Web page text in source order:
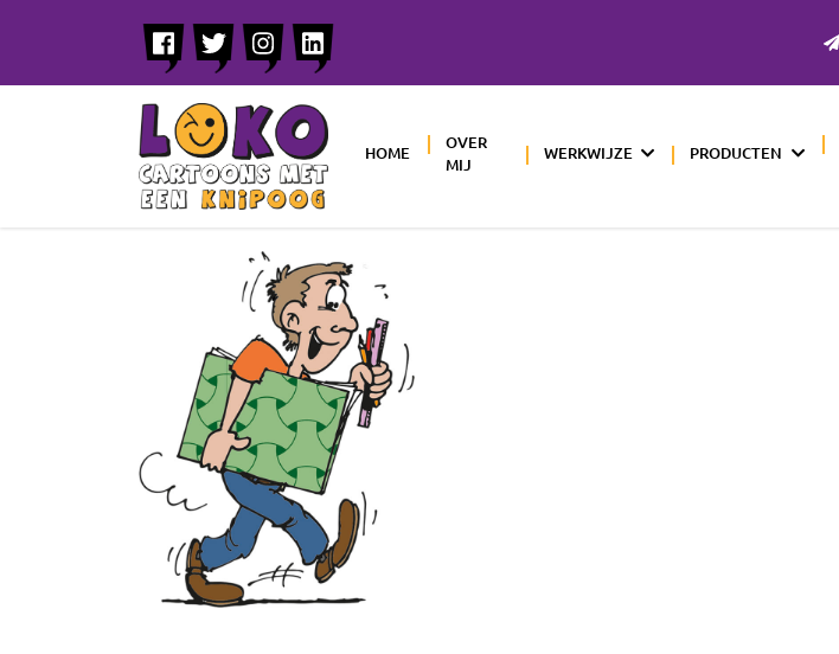
HOME
OVER
MIJ
WERKWIJZE PRODUCTEN